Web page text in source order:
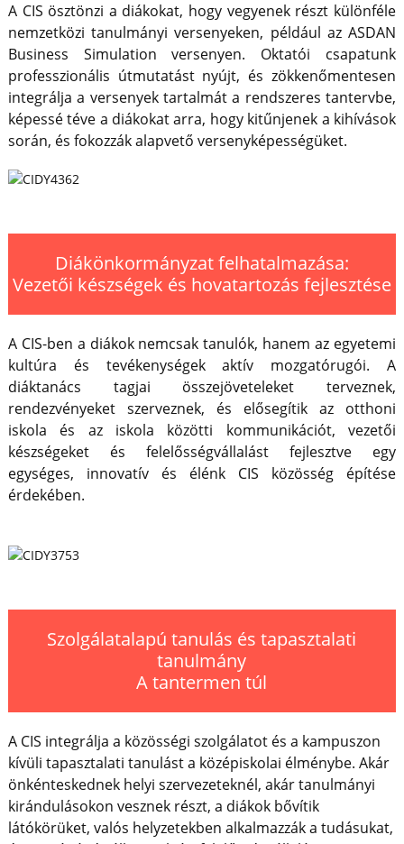
A CIS ösztönzi a diákokat, hogy vegyenek részt különféle
nemzetközi tanulmányi versenyeken, például az ASDAN
Business Simulation versenyen. Oktatói csapatunk
professzionális útmutatást nyújt, és zökkenőmentesen
integrálja a versenyek tartalmát a rendszeres tantervbe,
képessé téve a diákokat arra, hogy kitűnjenek a kihívások
során, és fokozzák alapvető versenyképességüket.
Diákönkormányzat felhatalmazása:
Vezetői készségek és hovatartozás fejlesztése
A CIS-ben a diákok nemcsak tanulók, hanem az egyetemi
kultúra és tevékenységek aktív mozgatórugói. A
diáktanács tagjai összejöveteleket terveznek,
rendezvényeket szerveznek, és elősegítik az otthoni
iskola és az iskola közötti kommunikációt, vezetői
készségeket és felelősségvállalást fejlesztve egy
egységes, innovatív és élénk CIS közösség építése
érdekében.
Szolgálatalapú tanulás és tapasztalati
tanulmány
A tantermen túl
A CIS integrálja a közösségi szolgálatot és a kampuszon
kívüli tapasztalati tanulást a középiskolai élménybe. Akár
önkénteskednek helyi szervezeteknél, akár tanulmányi
kirándulásokon vesznek részt, a diákok bővítik
látókörüket, valós helyzetekben alkalmazzák a tudásukat,